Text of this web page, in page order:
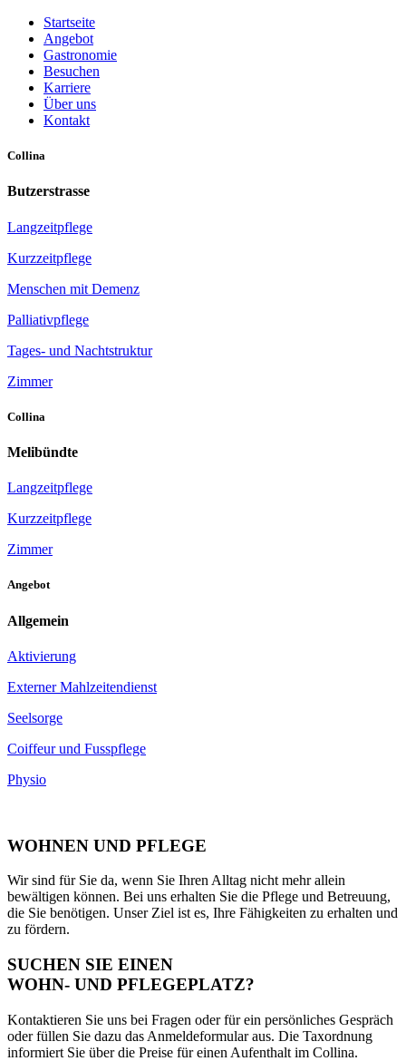
Startseite
Angebot
Gastronomie
Besuchen
Karriere
Über uns
Kontakt
Collina
Butzerstrasse
Langzeitpflege
Kurzzeitpflege
Menschen mit Demenz
Palliativpflege
Tages- und Nachtstruktur
Zimmer
Collina
Melibündte
Langzeitpflege
Kurzzeitpflege
Zimmer
Angebot
Allgemein
Aktivierung
Externer Mahlzeitendienst
Seelsorge
Coiffeur und Fusspflege
Physio
WOHNEN UND PFLEGE
Wir sind für Sie da, wenn Sie Ihren Alltag nicht mehr allein
bewältigen können. Bei uns erhalten Sie die Pflege und Betreuung,
die Sie benötigen. Unser Ziel ist es, Ihre Fähigkeiten zu erhalten und
zu fördern.
SUCHEN SIE EINEN
WOHN- UND PFLEGEPLATZ?
Kontaktieren Sie uns bei Fragen oder für ein persönliches Gespräch
oder füllen Sie dazu das Anmeldeformular aus. Die Taxordnung
informiert Sie über die Preise für einen Aufenthalt im Collina.